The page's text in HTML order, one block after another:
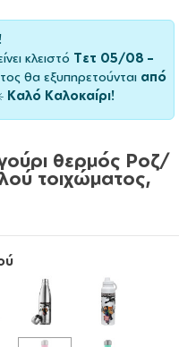
κλειστό Τετ 05/08 –
θα εξυπηρετούνται από
Καλό Καλοκαίρι!
θερμός Ροζ/
τοιχώματος,